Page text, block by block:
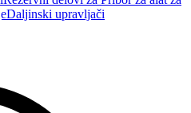
Daljinski upravljači